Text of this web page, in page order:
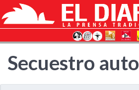
Secuestro auto